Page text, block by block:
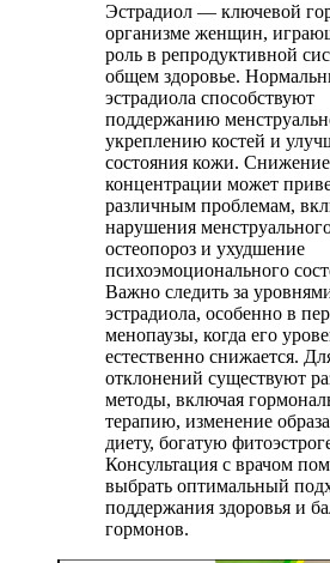
Эстрадиол — ключевой
организме женщин,
роль в репродуктивной
общем здоровье.
эстрадиола способствуют
поддержанию
укреплению костей и
состояния кожи.
концентрации может
различным проблемам,
нарушения
остеопороз и ухудшение
психоэмоционального
Важно следить за
эстрадиола, особенно в
менопаузы, когда его
естественно снижается.
отклонений существуют
методы, включая
терапию, изменение
диету, богатую
Консультация с врачом
выбрать оптимальный
поддержания здоровья и
гормонов.